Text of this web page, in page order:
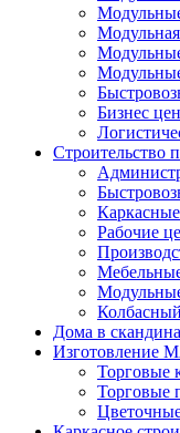
Бизнес
Строительство
Рабочие
Дома в
Изготовление
Торговые
Торговые